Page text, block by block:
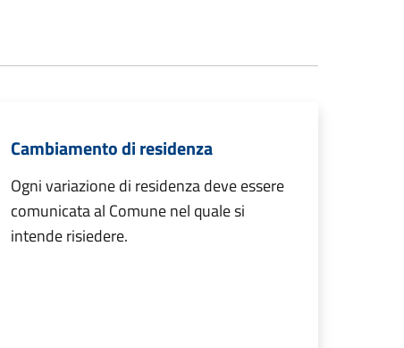
Cambiamento di residenza
Ogni variazione di residenza deve essere
comunicata al Comune nel quale si
intende risiedere.